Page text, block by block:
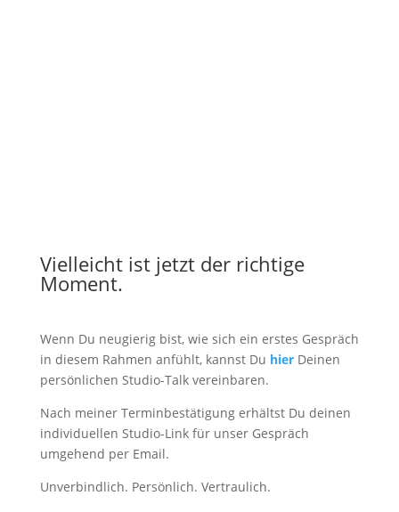
Vielleicht ist jetzt der richtige
Moment.
Wenn Du neugierig bist, wie sich ein erstes Gespräch
in diesem Rahmen anfühlt, kannst Du hierDeinen
persönlichen Studio-Talk vereinbaren.
Nach meiner Terminbestätigung erhältst Du deinen
individuellen Studio-Link für unser Gespräch
umgehend per Email.
Unverbindlich. Persönlich. Vertraulich.